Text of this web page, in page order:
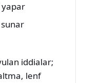
yapar
iddialar;
lenf